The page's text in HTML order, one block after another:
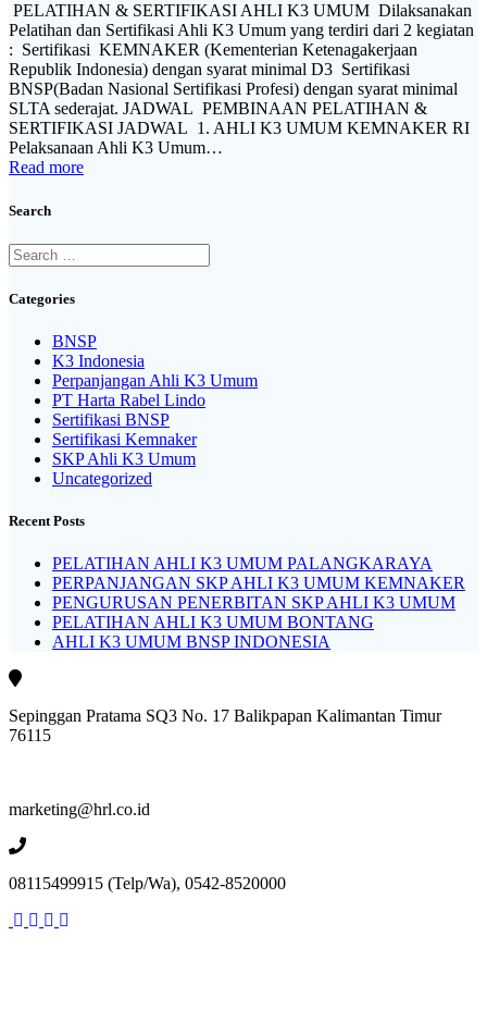
PELATIHAN & SERTIFIKASI AHLI K3 UMUM Dilaksanakan
Pelatihan dan Sertifikasi Ahli K3 Umum yang terdiri dari 2 kegiatan
: Sertifikasi KEMNAKER (Kementerian Ketenagakerjaan
Republik Indonesia) dengan syarat minimal D3 Sertifikasi
BNSP(Badan Nasional Sertifikasi Profesi) dengan syarat minimal
SLTA sederajat. JADWAL PEMBINAAN PELATIHAN &
SERTIFIKASI JADWAL 1. AHLI K3 UMUM KEMNAKER RI
Pelaksanaan Ahli K3 Umum…
Read more
Search
Search
for:
Categories
BNSP
K3 Indonesia
Perpanjangan Ahli K3 Umum
PT Harta Rabel Lindo
Sertifikasi BNSP
Sertifikasi Kemnaker
SKP Ahli K3 Umum
Uncategorized
Recent Posts
PELATIHAN AHLI K3 UMUM PALANGKARAYA
PERPANJANGAN SKP AHLI K3 UMUM KEMNAKER
PENGURUSAN PENERBITAN SKP AHLI K3 UMUM
PELATIHAN AHLI K3 UMUM BONTANG
AHLI K3 UMUM BNSP INDONESIA
Sepinggan Pratama SQ3 No. 17 Balikpapan Kalimantan Timur
76115
marketing@hrl.co.id
08115499915 (Telp/Wa), 0542-8520000